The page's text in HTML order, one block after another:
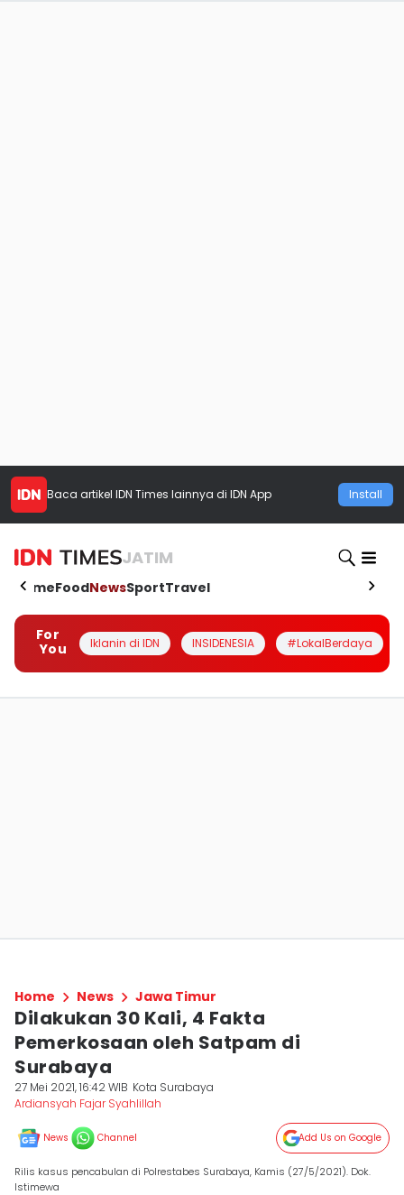
Baca artikel IDN Times lainnya di IDN App Install
JATIM
HomeFoodNewsSportTravel
For
You
Iklanin di IDN INSIDENESIA #LokalBerdaya
Home News Jawa Timur
Dilakukan 30 Kali, 4 Fakta
Pemerkosaan oleh Satpam di
Surabaya
27 Mei 2021, 16:42 WIB Kota Surabaya
Ardiansyah Fajar Syahlillah
News Channel Add Us on Google
Rilis kasus pencabulan di Polrestabes Surabaya, Kamis (27/5/2021). Dok.
Istimewa